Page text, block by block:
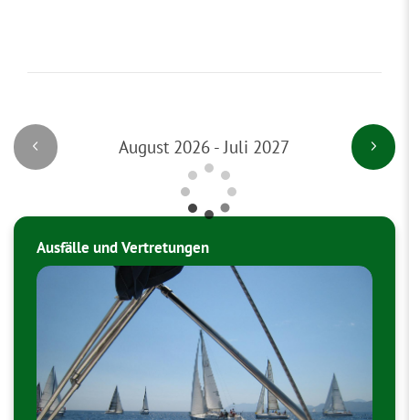
August 2026 - Juli 2027
Ausfälle und Vertretungen